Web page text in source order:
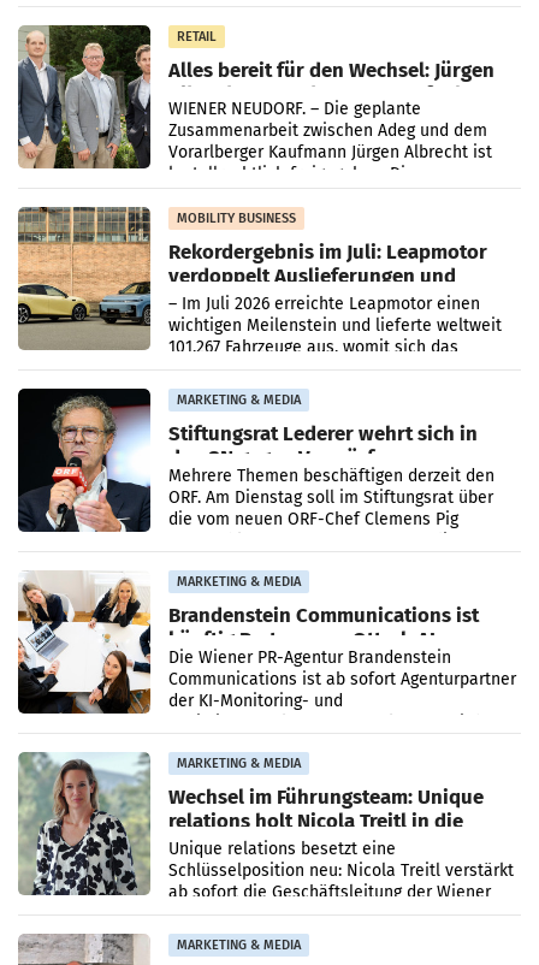
RETAIL
Alles bereit für den Wechsel: Jürgen
Albrecht setzt ab 1.1.2027 auf Adeg
WIENER NEUDORF. – Die geplante
Zusammenarbeit zwischen Adeg und dem
Vorarlberger Kaufmann Jürgen Albrecht ist
kartellrechtlich freigegeben: Die
Bundeswettbewerbsbehörde und der
Bundeskartellanwalt
MOBILITY BUSINESS
Rekordergebnis im Juli: Leapmotor
verdoppelt Auslieferungen und
überschreitet die 100.000er-Marke
– Im Juli 2026 erreichte Leapmotor einen
wichtigen Meilenstein und lieferte weltweit
101.267 Fahrzeuge aus, womit sich das
Ergebnis gegenüber Juli 2025 mehr als
verdoppelte (+102
MARKETING & MEDIA
Stiftungsrat Lederer wehrt sich in
den SN gegen Vorwürfe
Mehrere Themen beschäftigen derzeit den
ORF. Am Dienstag soll im Stiftungsrat über
die vom neuen ORF-Chef Clemens Pig
MARKETING & MEDIA
Brandenstein Communications ist
künftig Partner von OtterlyAI
Die Wiener PR-Agentur Brandenstein
Communications ist ab sofort Agenturpartner
der KI-Monitoring- und
MARKETING & MEDIA
Wechsel im Führungsteam: Unique
relations holt Nicola Treitl in die
Geschäftsleitung
Unique relations besetzt eine
Schlüsselposition neu: Nicola Treitl verstärkt
ab sofort die Geschäftsleitung der Wiener
PR-Agentur an der Seite von Josef Kalina und
Anna Kalina-Mahr.
MARKETING & MEDIA